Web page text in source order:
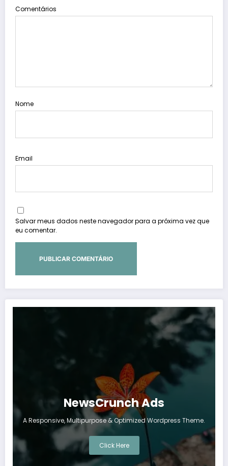
Comentários
Nome
Email
Salvar meus dados neste navegador para a próxima vez que
eu comentar.
NewsCrunch Ads
A Responsive, Multipurpose & Optimized Wordpress Theme.
Click Here